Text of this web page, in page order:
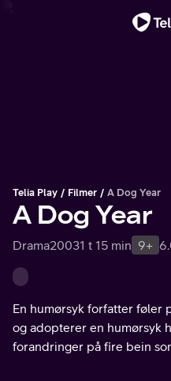
Telia Play Filmer A Dog Year
A Dog Year
Drama20031 t 15 min 9+
En humørsyk forfatter føler
og adopterer en humørsyk
forandringer på fire bein